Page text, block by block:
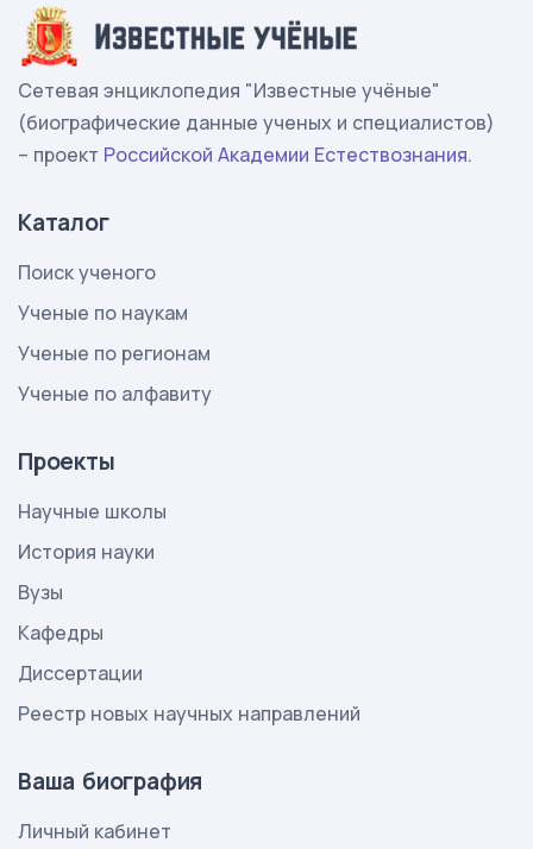
Сетевая энциклопедия "Известные учёные"
(биографические данные ученых и специалистов)
– проект Российской Академии Естествознания.
Каталог
Поиск ученого
Ученые по наукам
Ученые по регионам
Ученые по алфавиту
Проекты
Научные школы
История науки
Вузы
Кафедры
Диссертации
Реестр новых научных направлений
Ваша биография
Личный кабинет